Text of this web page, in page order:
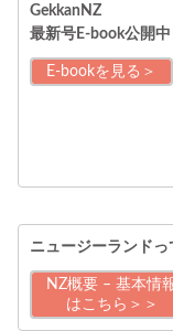
GekkanNZ
最新号E-book公開中
E-bookを見る＞
ニュージーランドっ
NZ概要 – 基本情
はこちら＞＞